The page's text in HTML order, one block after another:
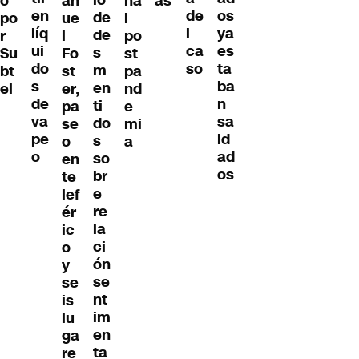
po
r
Su
bt
el
en
líq
ui
do
s
de
va
pe
o
ue
l
Fo
st
er,
pa
se
o
en
te
lef
ér
ic
o
y
se
is
lu
ga
re
de
de
s
m
en
ti
do
s
so
br
e
re
la
ci
ón
se
nt
im
en
ta
l
po
st
pa
nd
e
mi
a
de
l
ca
so
os
ya
es
ta
ba
n
sa
ld
ad
os